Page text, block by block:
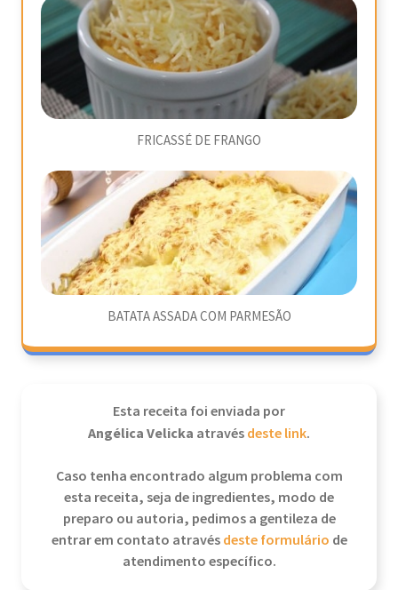
FRICASSÉ DE FRANGO
BATATA ASSADA COM PARMESÃO
Esta receita foi enviada por
Angélica Velicka atravésdeste link.
Caso tenha encontrado algum problema com
esta receita, seja de ingredientes, modo de
preparo ou autoria, pedimos a gentileza de
entrar em contato atravésdeste formulário de
atendimento específico.